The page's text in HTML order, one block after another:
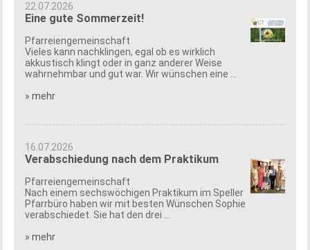
22.07.2026
Eine gute Sommerzeit!
Pfarreiengemeinschaft
Vieles kann nachklingen, egal ob es wirklich
akkustisch klingt oder in ganz anderer Weise
wahrnehmbar und gut war. Wir wünschen eine ...
» mehr
16.07.2026
Verabschiedung nach dem Praktikum
Pfarreiengemeinschaft
Nach einem sechswöchigen Praktikum im Speller
Pfarrbüro haben wir mit besten Wünschen Sophie
verabschiedet. Sie hat den drei ...
» mehr